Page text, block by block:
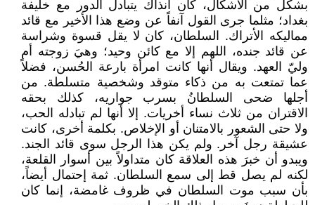
بشكل من الأشكال، كان آنذاك يتبادل الدور مع خليفة
بغداد؛ مثلما جرى القول آنفاً عن وضع هذا الأخير مع قائد
مماليكه الأتراك. السلطان، كان لا يقل قسوة وشراسة
عن قائد جنده، اللهم إلا مع كائن وحيد؛ وهيَ زوجته أم
وليّ العهد. ويقال أنها كانت امرأة بارعة الحُسن، فضلاً
عما تمتعت به من ذكاء متوقد وشخصية متسلطة. من
أجلها ضحى السلطانُ بسرب جواريه، كذلك بحقه
الاقتران من ثلاث نساء أخريات. إلا أنها لم تبادله الحب،
ولا حتى الشعور بالامتنان أو الإخلاص. بكلمة أخرى، كانت
عشيقة رجل آخر. ولم يكن هذا الرجل سوى قائد الجند.
ويبدو أن خبرَ هذه العلاقة كان متداولاً بين أسوار القلعة،
لكنه لم يصل قط إلى سمع السلطان. ثمة إحتمال أيضاً،
بأن سبب موت السلطان في ظروف غامضة، إنما كان